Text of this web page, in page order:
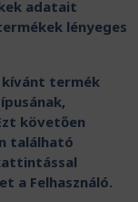
adatait
lényeges
kívánt termék
követően
található
a Felhasználó.